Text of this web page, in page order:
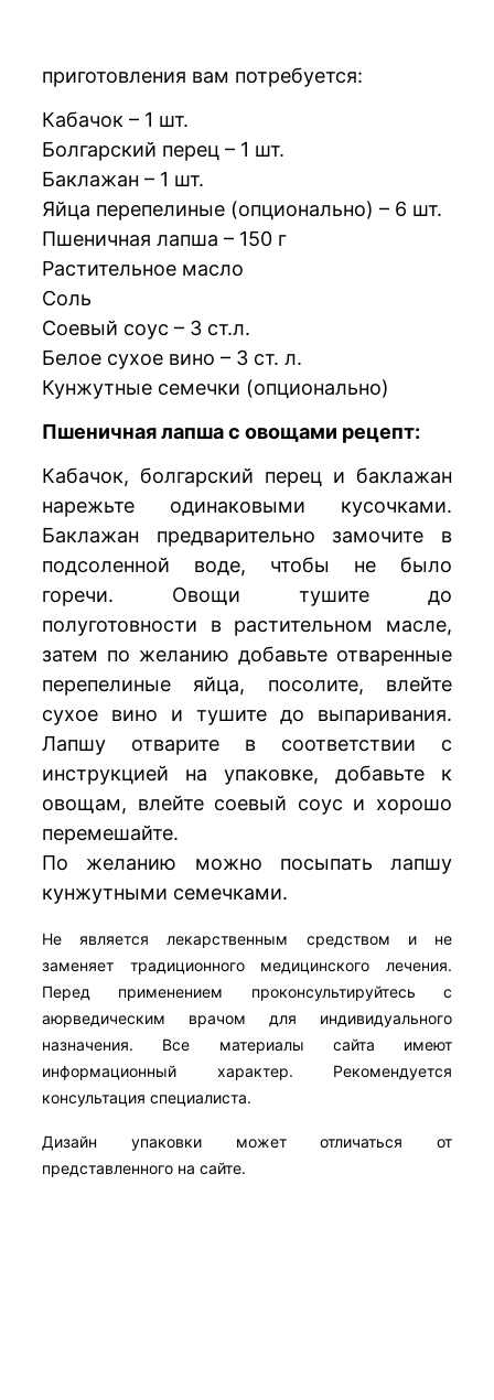
приготовления вам потребуется:
Кабачок – 1 шт.
Болгарский перец – 1 шт.
Баклажан – 1 шт.
Яйца перепелиные (опционально) – 6 шт.
Пшеничная лапша – 150 г
Растительное масло
Соль
Соевый соус – 3 ст.л.
Белое сухое вино – 3 ст. л.
Кунжутные семечки (опционально)
Пшеничная лапша с овощами рецепт:
Кабачок, болгарский перец и баклажан
нарежьте одинаковыми кусочками.
Баклажан предварительно замочите в
подсоленной воде, чтобы не было
горечи. Овощи тушите до
полуготовности в растительном масле,
затем по желанию добавьте отваренные
перепелиные яйца, посолите, влейте
сухое вино и тушите до выпаривания.
Лапшу отварите в соответствии с
инструкцией на упаковке, добавьте к
овощам, влейте соевый соус и хорошо
перемешайте.
По желанию можно посыпать лапшу
кунжутными семечками.
Не является лекарственным средством и не
заменяет традиционного медицинского лечения.
Перед применением проконсультируйтесь с
аюрведическим врачом для индивидуального
назначения. Все материалы сайта имеют
информационный характер. Рекомендуется
консультация специалиста.
Дизайн упаковки может отличаться от
представленного на сайте.